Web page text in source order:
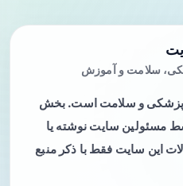
سلامت و آموزش
پزشکی و سلامت است. بخش
مسئولین سایت نوشته یا
این سایت فقط با ذکر منبع